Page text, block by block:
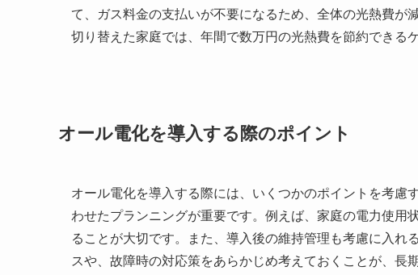
て、ガス料金の支払いが不要になるため、全体の光熱費が
切り替えた家庭では、年間で数万円の光熱費を節約できる
オール電化を導入する際のポイント
オール電化を導入する際には、いくつかのポイントを考慮
わせたプランニングが重要です。例えば、家庭の電力使用
ることが大切です。また、導入後の維持管理も考慮に入れ
スや、故障時の対応策をあらかじめ考えておくことが、長